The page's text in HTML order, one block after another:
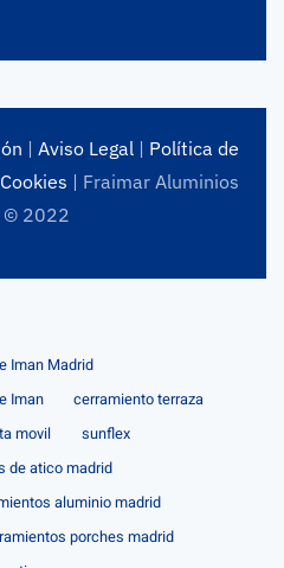
| Aviso Legal | Política de
| Fraimar Aluminios
© 2022
Iman Madrid
Iman
cerramiento terraza
movil
sunflex
de atico madrid
aluminio madrid
porches madrid